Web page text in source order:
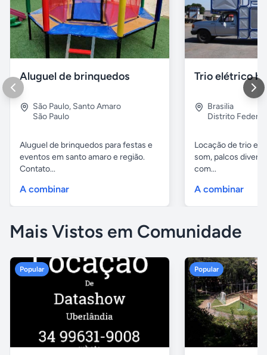
Aluguel de brinquedos
São Paulo, Santo Amaro
São Paulo
Aluguel de brinquedos para festas e
eventos em santo amaro e região.
Contato...
A combinar
Trio elétrico
Brasilia
Distrito Federal
Locação de trio
som, palcos
com...
A combinar
Mais Vistos em Comunidade
Popular Popular